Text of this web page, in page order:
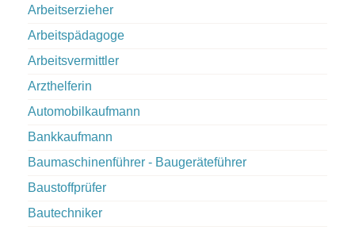
Arbeitserzieher
Arbeitspädagoge
Arbeitsvermittler
Arzthelferin
Automobilkaufmann
Bankkaufmann
Baumaschinenführer - Baugeräteführer
Baustoffprüfer
Bautechniker